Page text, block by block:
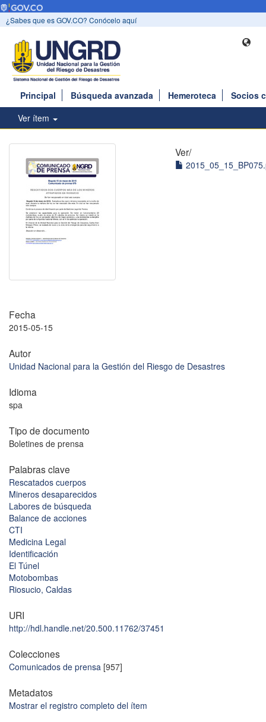
¿Sabes que es GOV.CO? Conócelo aquí
Principal Búsqueda avanzada Hemeroteca
Socios
Ver ítem
Ver/
Fecha
2015-05-15
Autor
Unidad Nacional para la Gestión del Riesgo de Desastres
Idioma
spa
Tipo de documento
Boletines de prensa
Palabras clave
Rescatados cuerpos
Mineros desaparecidos
Labores de búsqueda
Balance de acciones
CTI
Medicina Legal
Identificación
El Túnel
Motobombas
Riosucio, Caldas
URI
http://hdl.handle.net/20.500.11762/37451
Colecciones
Comunicados de prensa [957]
Metadatos
Mostrar el registro completo del ítem